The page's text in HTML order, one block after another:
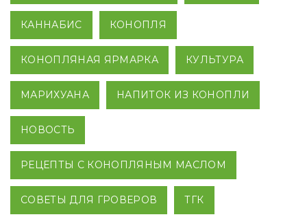
КАННАБИС КОНОПЛЯ
КОНОПЛЯНАЯ ЯРМАРКА КУЛЬТУРА
МАРИХУАНА НАПИТОК ИЗ КОНОПЛИ
НОВОСТЬ
РЕЦЕПТЫ С КОНОПЛЯНЫМ МАСЛОМ
СОВЕТЫ ДЛЯ ГРОВЕРОВ ТГК